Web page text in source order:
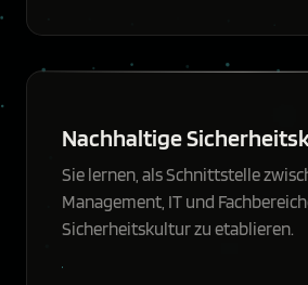
Nachhaltige
Sie lernen, als Schnittstelle
Management, IT und
Sicherheitskultur zu etablieren.